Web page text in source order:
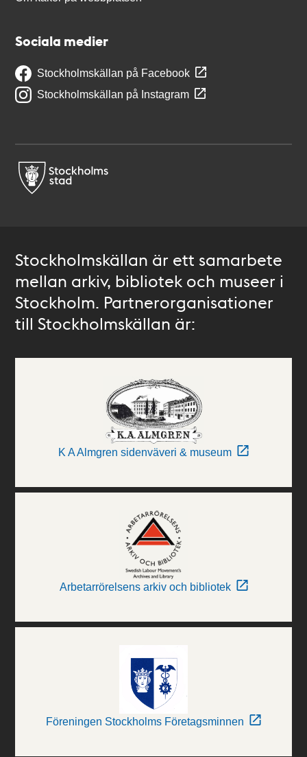
Sociala medier
Stockholmskällan på Facebook
Stockholmskällan på Instagram
Stockholmskällan är ett samarbete
mellan arkiv, bibliotek och museer i
Stockholm. Partnerorganisationer
till Stockholmskällan är:
K A Almgren sidenväveri & museum
Arbetarrörelsens arkiv och bibliotek
Föreningen Stockholms Företagsminnen